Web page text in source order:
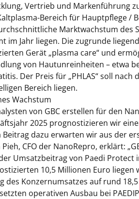
Vertrieb und Markenführung
Bereich für Hauptpflege /
Marktwachstum des
im Jahr liegen. Die zugrunde
Gerät „plasma care“ und
von Hautunreinheiten – etwa
Der Preis für „PHLAS“ soll
Bereich liegen.
Wachstum
von GBC erstellen für den
2025 prognostizieren wir
Beitrag dazu erwarten wir aus der
Pieh, CFO der NanoRepro, erklärt:
Umsatzbeitrag von Paedi Protect
10,5 Millionen Euro liegen
des Konzernumsatzes auf rund
operativen Ausbau bei